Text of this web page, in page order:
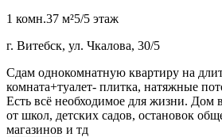
1 комн.37 м²5/5 этаж
г. Витебск, ул. Чкалова, 30/5
Сдам однокомнатную квартиру на
комната+туалет- плитка, натяжные
Есть всё необходимое для жизни. Дом
от школ, детских садов, остановок
магазинов и тд